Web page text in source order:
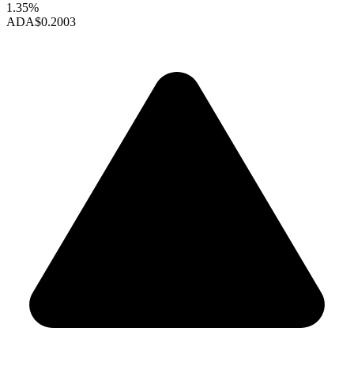
1.35%
ADA$0.2003